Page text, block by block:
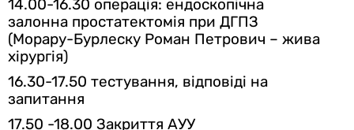
14.00-16.30 операція: ендоскопічна
залонна простатектомія при ДГПЗ
(Морару-Бурлеску Роман Петрович – жива
хірургія)
16.30-17.50 тестування, відповіді на
запитання
17.50 -18.00 Закриття АУУ